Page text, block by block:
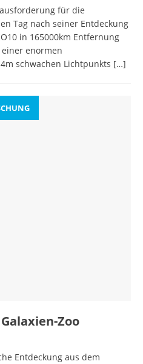
für die
Tag nach seiner Entdeckung
in 165000km Entfernung
enormen
schwachen Lichtpunkts […]
Zoo
Entdeckung aus dem